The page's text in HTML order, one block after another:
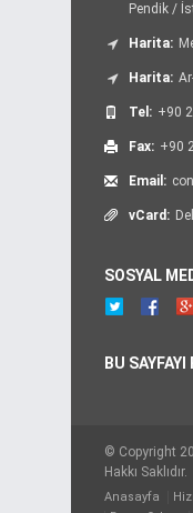
Pendik /
Harita:
Harita:
Tel: +90
Fax: +90
Email:
vCard:
SOSYAL
BU SAYFAYI
© Copyright
Hakkı Saklıdır.
Anasayfa